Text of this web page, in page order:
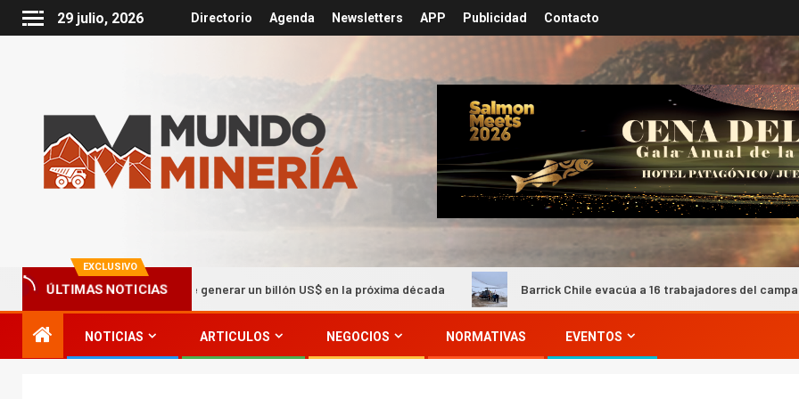
29 julio, 2026 Directorio Agenda Newsletters APP Publicidad Contacto
EXCLUSIVO
ÚLTIMAS NOTICIAS
La Minería puede generar un billón US$ en la próxima década Barrick Chile evacúa a 16 trabajadores del campamento
NOTICIAS ARTICULOS NEGOCIOS NORMATIVAS EVENTOS